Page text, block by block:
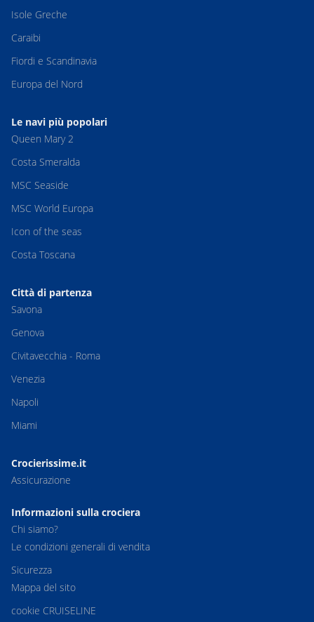
Isole Greche
Caraibi
Fiordi e Scandinavia
Europa del Nord
Le navi più popolari
Queen Mary 2
Costa Smeralda
MSC Seaside
MSC World Europa
Icon of the seas
Costa Toscana
Città di partenza
Savona
Genova
Civitavecchia - Roma
Venezia
Napoli
Miami
Crocierissime.it
Assicurazione
Informazioni sulla crociera
Chi siamo?
Le condizioni generali di vendita
Sicurezza
Mappa del sito
cookie CRUISELINE